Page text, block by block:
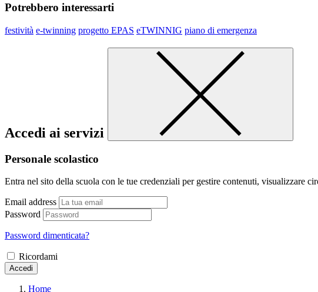
Potrebbero interessarti
festività e-twinning progetto EPAS eTWINNIG piano di emergenza
Accedi ai servizi
Personale scolastico
Entra nel sito della scuola con le tue credenziali per gestire contenuti, visualizzare
Email address
Password
Password dimenticata?
Ricordami
Accedi
Home